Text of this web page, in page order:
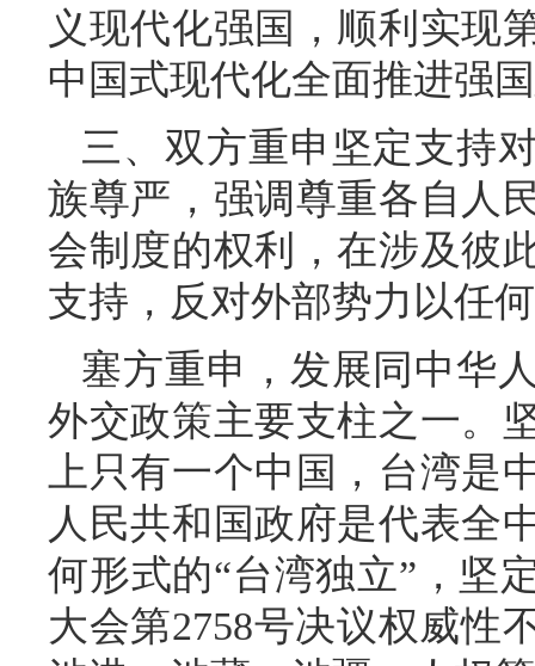
义现代化强国，顺利实现
中国式现代化全面推进强
三、双方重申坚定支持
族尊严，强调尊重各自人
会制度的权利，在涉及彼
支持，反对外部势力以任
塞方重申，发展同中华
外交政策主要支柱之一。
上只有一个中国，台湾是
人民共和国政府是代表全
何形式的“台湾独立”，坚
大会第2758号决议权威性